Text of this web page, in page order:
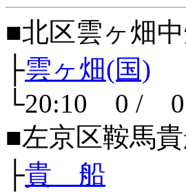
■北区雲ヶ畑
├雲ヶ畑(国)
└20:10 0 / 0
■左京区鞍馬
├貴 船